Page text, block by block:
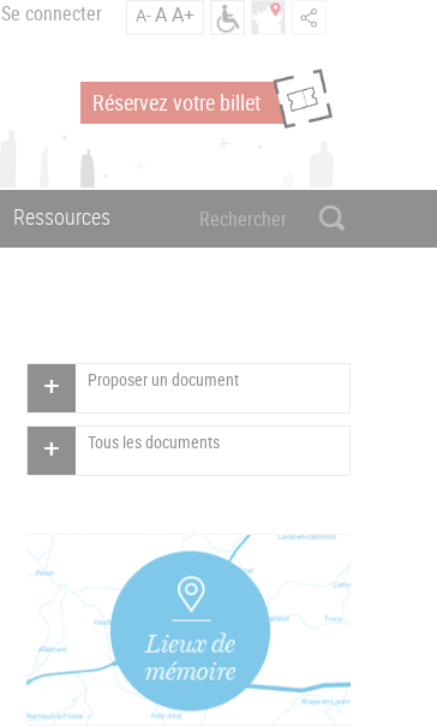
Se connecter A-AA+
Réservez votre billet
Ressources
Proposer un document
Tous les documents